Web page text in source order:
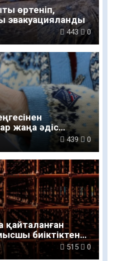
өртеніп,
эвакуацияланды
443 0
жаңа әдіс
439 0
биіктіктен
515 0